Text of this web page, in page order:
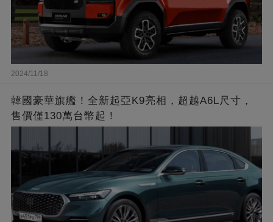
2024/11/18
韓國豪華旗艦！全新起亞K9亮相，超越A6L尺寸，
售價僅130萬台幣起！